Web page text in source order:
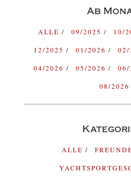
Ab
ALLE 09/2025 10/
12/2025
01/2026 02/
04/2026
05/2026 06/
08/2026
ALLE